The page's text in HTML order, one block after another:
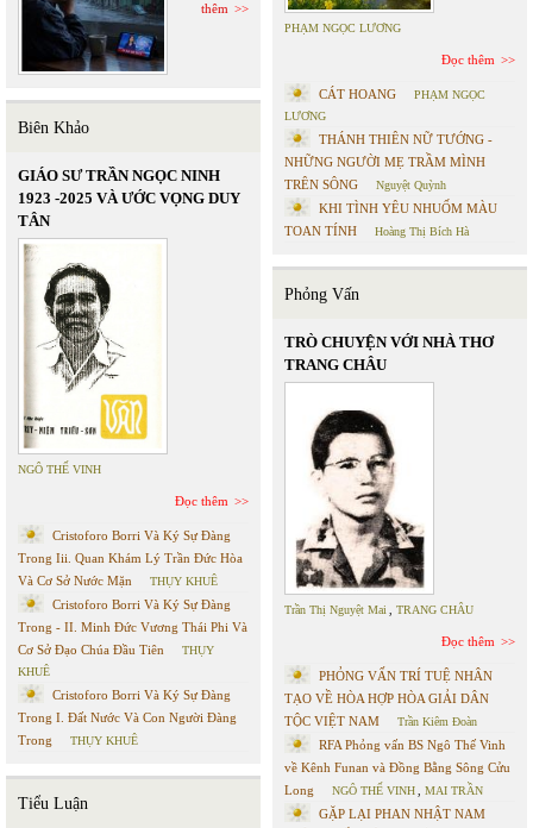
thêm
Biên Khảo
GIÁO SƯ TRẦN NGỌC NINH
1923 -2025 VÀ ƯỚC VỌNG DUY
TÂN
NGÔ THẾ VINH
Đọc thêm
Cristoforo Borri Và Ký Sự Đàng
Trong Iii. Quan Khám Lý Trần Đức Hòa
Và Cơ Sở Nước Mặn
THỤY KHUÊ
Cristoforo Borri Và Ký Sự Đàng
Trong - II. Minh Đức Vương Thái Phi Và
Cơ Sở Đạo Chúa Đầu Tiên
THỤY
KHUÊ
Cristoforo Borri Và Ký Sự Đàng
Trong I. Đất Nước Và Con Người Đàng
Trong
THỤY KHUÊ
Tiểu Luận
PHẠM NGỌC LƯƠNG
Đọc thêm
CÁT HOANG
PHẠM NGỌC
LƯƠNG
THÁNH THIÊN NỮ TƯỚNG -
NHỮNG NGƯỜI MẸ TRẦM MÌNH
TRÊN SÔNG
Nguyệt Quỳnh
KHI TÌNH YÊU NHUỐM MÀU
TOAN TÍNH
Hoàng Thị Bích Hà
Phỏng Vấn
TRÒ CHUYỆN VỚI NHÀ THƠ
TRANG CHÂU
Trần Thị Nguyệt Mai, TRANG CHÂU
Đọc thêm
PHỎNG VẤN TRÍ TUỆ NHÂN
TẠO VỀ HÒA HỢP HÒA GIẢI DÂN
TỘC VIỆT NAM
Trần Kiêm Đoàn
RFA Phỏng vấn BS Ngô Thế Vinh
về Kênh Funan và Đồng Bằng Sông Cửu
Long
NGÔ THẾ VINH, MAI TRẦN
GẶP LẠI PHAN NHẬT NAM